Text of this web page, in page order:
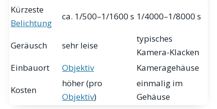
Kürzeste
Belichtung
ca. 1/500–1/1600 s 1/4000–1/8000 s
Geräusch sehr leise
typisches
Kamera-Klacken
Einbauort
Objektiv
Kameragehäuse
Kosten
höher (pro
Objektiv)
einmalig im
Gehäuse